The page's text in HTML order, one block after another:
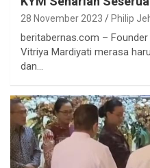
28 November 2023 Philip
beritabernas.com –
Vitriya Mardiyati merasa
dan…